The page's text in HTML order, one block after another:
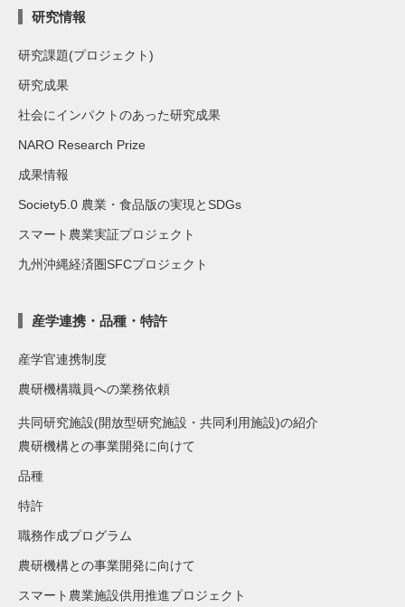
研究情報
研究課題(プロジェクト)
研究成果
社会にインパクトのあった研究成果
NARO Research Prize
成果情報
Society5.0 農業・食品版の実現とSDGs
スマート農業実証プロジェクト
九州沖縄経済圏SFCプロジェクト
産学連携・品種・特許
産学官連携制度
農研機構職員への業務依頼
共同研究施設(開放型研究施設・共同利用施設)の紹介
農研機構との事業開発に向けて
品種
特許
職務作成プログラム
農研機構との事業開発に向けて
スマート農業施設供用推進プロジェクト